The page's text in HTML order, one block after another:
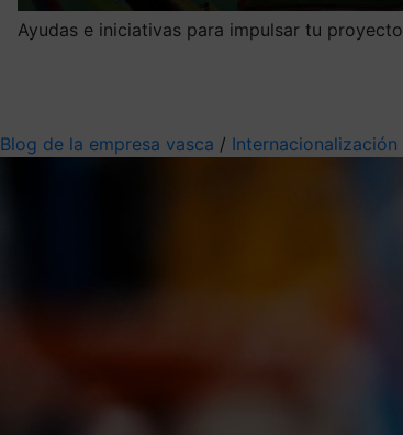
Ayudas e iniciativas para impulsar tu proyecto
Blog de la empresa vasca / Internacionalización